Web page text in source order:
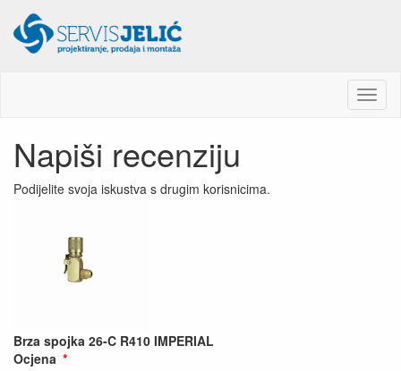
M
e
Napiši recenziju
Podijelite svoja iskustva s drugim korisnicima.
Brza spojka 26-C R410 IMPERIAL
Ocjena